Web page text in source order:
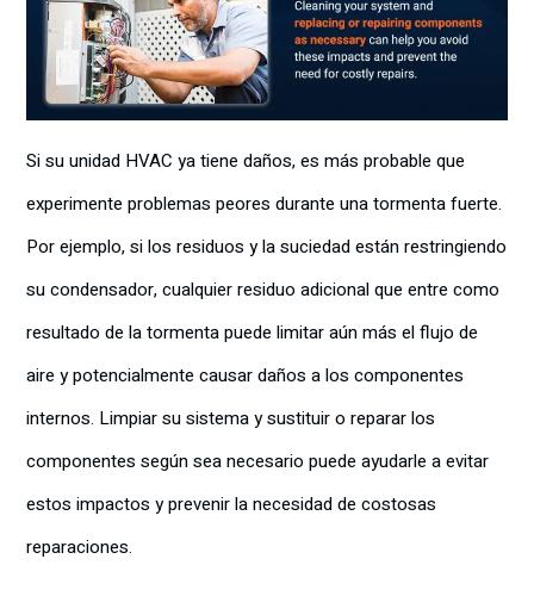
Si su unidad HVAC ya tiene daños, es más probable que
experimente problemas peores durante una tormenta fuerte.
Por ejemplo, si los residuos y la suciedad están restringiendo
su condensador, cualquier residuo adicional que entre como
resultado de la tormenta puede limitar aún más el flujo de
aire y potencialmente causar daños a los componentes
internos. Limpiar su sistema y sustituir o reparar los
componentes según sea necesario puede ayudarle a evitar
estos impactos y prevenir la necesidad de costosas
reparaciones.